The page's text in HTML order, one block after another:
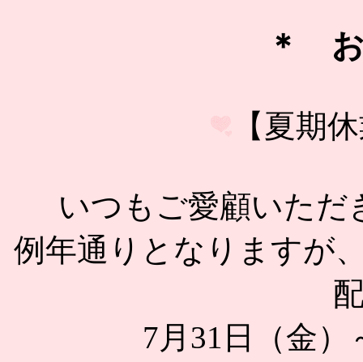
＊
【夏期
いつもご愛顧いた
例年通りとなりますが
7月31日（金）